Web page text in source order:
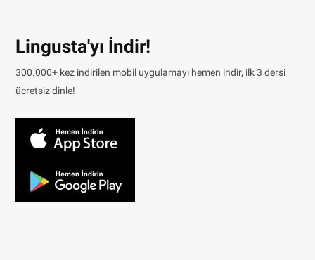
Lingusta'yı İndir!
300.000+ kez indirilen mobil uygulamayı hemen indir, ilk 3 dersi
ücretsiz dinle!